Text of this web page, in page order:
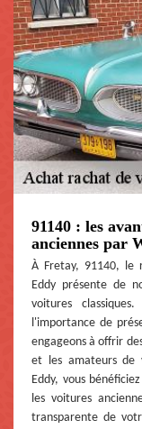
91140 : les
anciennes par
À Fretay, 91140, le
Eddy présente de
voitures
l'importance de
engageons à offrir
et les amateurs de
Eddy, vous
les voitures
transparente de